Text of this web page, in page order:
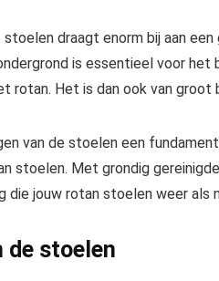
stoelen draagt enorm bij aan
is essentieel voor
rotan. Het is dan ook van
van de stoelen een
stoelen. Met grondig
die jouw rotan stoelen weer als
de stoelen